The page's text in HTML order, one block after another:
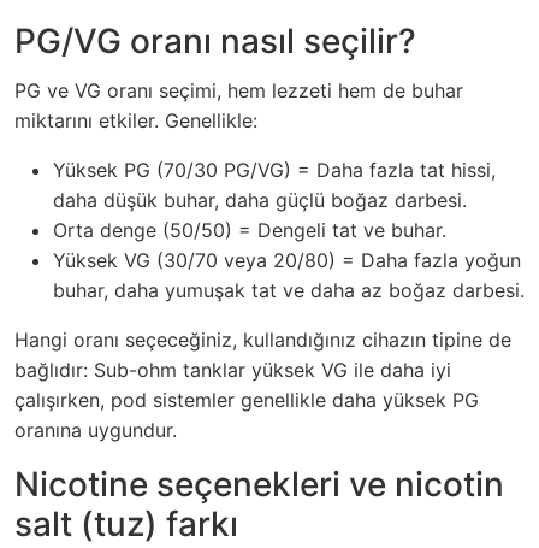
PG/VG oranı nasıl seçilir?
PG ve VG oranı seçimi, hem lezzeti hem de buhar
miktarını etkiler. Genellikle:
Yüksek PG (70/30 PG/VG) = Daha fazla tat hissi,
daha düşük buhar, daha güçlü boğaz darbesi.
Orta denge (50/50) = Dengeli tat ve buhar.
Yüksek VG (30/70 veya 20/80) = Daha fazla yoğun
buhar, daha yumuşak tat ve daha az boğaz darbesi.
Hangi oranı seçeceğiniz, kullandığınız cihazın tipine de
bağlıdır: Sub-ohm tanklar yüksek VG ile daha iyi
çalışırken, pod sistemler genellikle daha yüksek PG
oranına uygundur.
Nicotine seçenekleri ve nicotin
salt (tuz) farkı